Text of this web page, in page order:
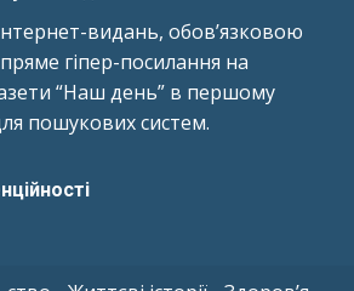
видань, обов’язковою
гіпер-посилання на
“Наш день” в першому
пошукових систем.